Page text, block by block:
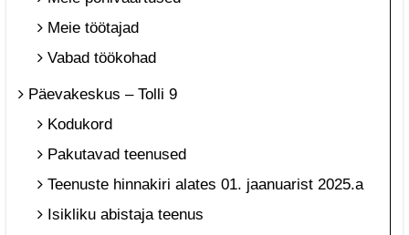
Meie töötajad
Vabad töökohad
Päevakeskus – Tolli 9
Kodukord
Pakutavad teenused
Teenuste hinnakiri alates 01. jaanuarist 2025.a
Isikliku abistaja teenus